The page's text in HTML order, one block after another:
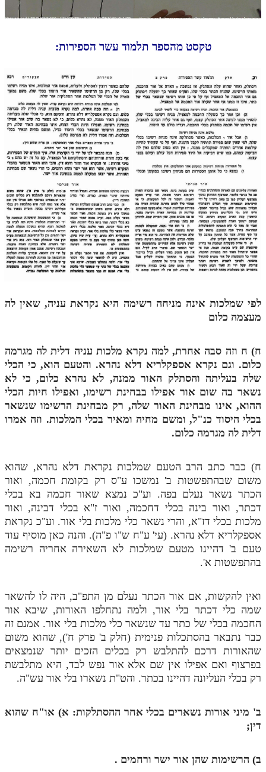
חלק טו
שידור חי
הזמן סט תע"ס
הזמן סט תלמוד עשר הספירות
ספרים להורדה
תלמוד עשר הספירות בעיון
תלמוד עשר הספירות חלק א
תע"ס חלק ב' עיון
תע"ס חלק ג' עיון
תלמוד עשר הספירות חלק ה
תלמוד עשר הספירות חלק ז
תלמוד עשר הספירות חלק ח
תלמוד עשר הספירות חלק ט
תלמוד עשר הספירות חלק י
תלמוד עשר הספירות חלק יב
תלמוד עשר הספירות חלק יג
תלמוד עשר הספירות חלק יד
תלמוד עשר הספירות חלק טו
תלמוד עשר הספירות חלק טז
אודות האתר
בעל הסולם
אתר הבית
טקסט מהספר תלמוד עשר הספירות:
לפי שמלכות אינה מניחה רשימה היא נקראת עניה, שאין לה
מעצמה כלום
ח) ח וזה סבה אחרת, למה נקרא מלכות עניה דלית לה מגרמה
כלום. וגם נקרא אספקלריא דלא נהרא. והטעם הוא, כי הכלי
שלה בעליתה והסתלק האור ממנה, לא נהרא כלום, כי לא
נשאר בה שום אור אפילו בבחינת רשימו, ואפילו חיות הכלי
ההוא, אינו מבחינת האור שלה, רק מבחינת הרשימו שנשאר
בכלי היסוד כנ"ל, ומשם מחיה ומאיר בכלי המלכות. וזה אמרו
דלית לה מגרמה כלום.
ח) כבר כתב הרב הטעם שמלכות נקראת דלא נהרא, שהוא
משום שבהתפשטות ב' נמשכו ע"ס רק בקומת חכמה, ואור
הכתר נשאר נעלם בפה. וע"כ נמצא שאור חכמה בא בכלי
דכתר, ואור בינה בכלי דחכמה, ואור ז"א בכלי דבינה, ואור
מלכות בכלי דז"א, והרי נשאר כלי מלכות בלי אור. וע"כ נקראת
אספקלריא דלא נהרא. (עי' ע"ח ש"ו פ"ה). והנה כאן מוסיף עוד
טעם ב' דהיינו מטעם שמלכות לא השאירה אחריה רשימה
בהתפשטות א'.
ואין להקשות, אם אור הכתר נעלם מן התפ"ב, היה לו להשאר
שמה כלי דכתר בלי אור, ולמה נתחלפו האורות, שיבא אור
החכמה בכלי של כתר עד שנשאר כלי מלכות בלי אור. אמנם זה
כבר נתבאר בהסתכלות פנימית (חלק ב' פרק ח'), שהוא משום
שהאורות דרכם להתלבש רק בכלים הזכים יותר שנמצאים
בפרצוף ואם אפילו אין שם אלא אור נפש לבד, היא מתלבשת
רק בכלי העליונה דהיינו בכתר. והט"ת נשארו בלי אור עש"ה.
ב' מיני אורות נשארים בכלי אחר ההסתלקות: א) או"ח שהוא
דין;
ב) הרשימות שהן אור ישר ורחמים .